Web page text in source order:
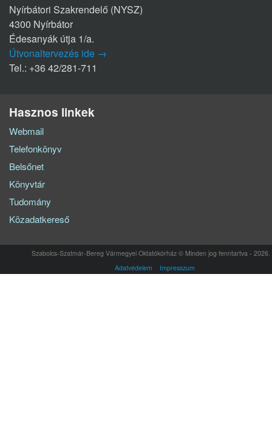
Nyírbátori Szakrendelő (NYSZ)
4300 Nyírbátor
Édesanyák útja 1/a.
Útvonaltervezés ide →
Tel.: +36 42/281-711
Hasznos linkek
Webmail
Telefonkönyv
Belsőnet
Könyvtár
Tudomány
Közadatkereső
Szabolcs-Szatmár-Bereg Vármegyei Oktatókórház © Minden jog fenntartva - 2026.
Adatvédelem
Impresszum